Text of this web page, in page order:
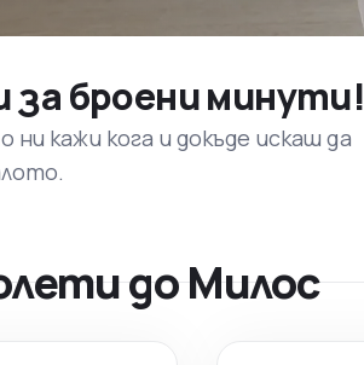
за броени минути!
кажи кога и докъде искаш да
до Милос